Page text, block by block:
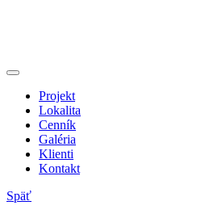
Projekt
Lokalita
Cenník
Galéria
Klienti
Kontakt
Späť